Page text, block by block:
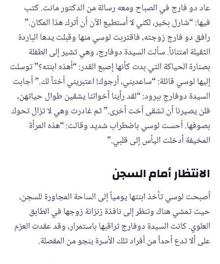
عاد دو فارج في الصباح ومعه رسالة من الدكتور مانت. كتب
فيها: “شارل بخير، لكني لا أستطيع الآن أن أترك هذا المكان.”
رافق دو فارج زوجته، فاقتربت لوسي منها وقبلت يدها الباردة
الثقيلة امتناناً. سألت السيدة دوفارج، وهي تشير إلى الطفلة
بصنارة الحياكة التي بدت كأنها إصبع القدر: “أهذه ابنته؟” توسلت
إليها لوسي قائلة: “ساعديني، أرجوك! اعتبريني أختاً لك.” أجابت
السيدة دوفارج ببرود: “لقد رأينا أخواتنا يشقين طوال حياتهن،
فلن يصيرنا أن تشقى أخت أخرى.” ثم غادرت وهي لا تزال تحوك
بصوفها. أحست لوسي باضطراب شديد وقالت: “هذه المرأة
المخيفة أدخلت اليأس إلى قلبي.”
الانتظار أمام السجن
أصبحت لوسي تأخذ ابنتها يومياً إلى الساحة المجاورة للسجن،
حيث تمشي هناك وتنظر إلى نافذة زنزانة زوجها في الطابق
العلوي. كانت السيدة دوفارج تراقبها باستمرار، وقد عقدت العزم
على ألا تدع أحداً من أفراد تلك الأسرة ينجو من المقصلة.